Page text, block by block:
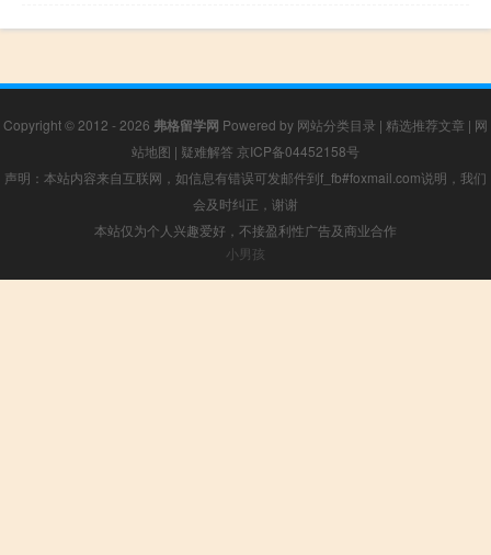
Copyright © 2012 - 2026 弗格留学网 Powered by 网站分类目录 | 精选推荐文章 | 网
站地图 | 疑难解答 京ICP备04452158号
声明：本站内容来自互联网，如信息有错误可发邮件到f_fb#foxmail.com说明，我们
会及时纠正，谢谢
本站仅为个人兴趣爱好，不接盈利性广告及商业合作
小男孩